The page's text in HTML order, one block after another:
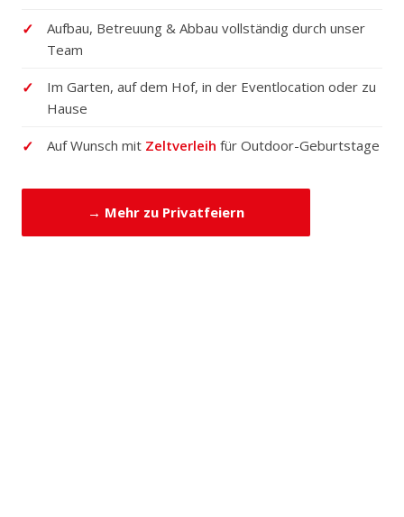
Aufbau, Betreuung & Abbau vollständig durch unser
Team
Im Garten, auf dem Hof, in der Eventlocation oder zu
Hause
Auf Wunsch mit Zeltverleih für Outdoor-Geburtstage
→ Mehr zu Privatfeiern